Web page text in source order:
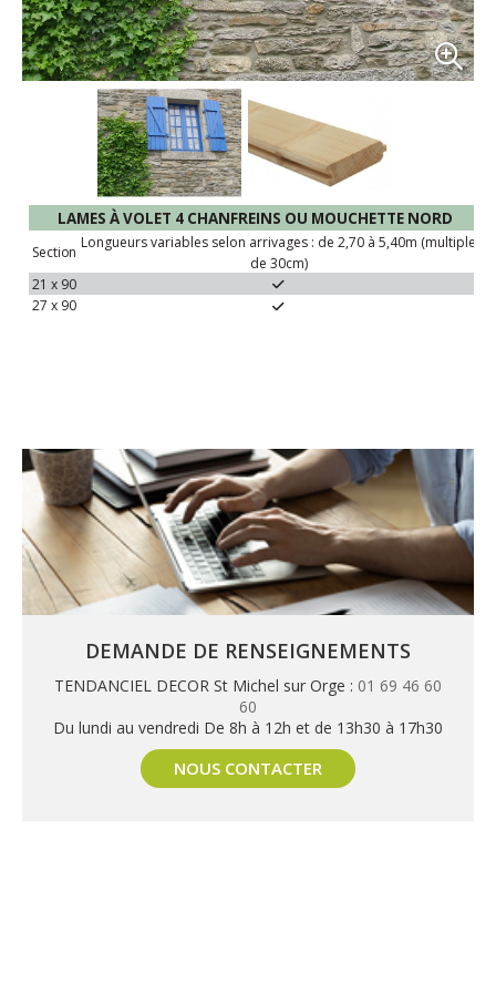
LAMES À VOLET 4 CHANFREINS OU MOUCHETTE NORD
Section
Longueurs variables selon arrivages : de 2,70 à 5,40m (multiple
de30cm)
21 x 90
27 x 90
DEMANDE DE RENSEIGNEMENTS
TENDANCIEL DECOR St Michel sur Orge : 01 69 46 60
60
Du lundi au vendredi De 8h à 12h et de 13h30 à 17h30
NOUS CONTACTER